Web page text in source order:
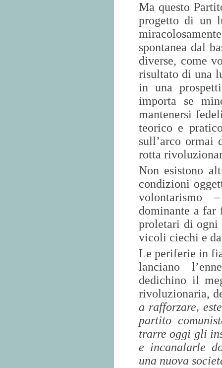
Ma questo
progetto di un
spontanea dal
diverse, come
risultato di una
in una
importa se
mantenersi
teorico e
sull’arco ormai
rotta
Non esistono
condizioni
volontarismo
dominante a far
proletari di ogni
vicoli ciechi e
Le periferie in
lanciano
dedichino il
rivoluzionaria,
a rafforzare,
partito
trarre oggi gli
e incanalarle
una nuova